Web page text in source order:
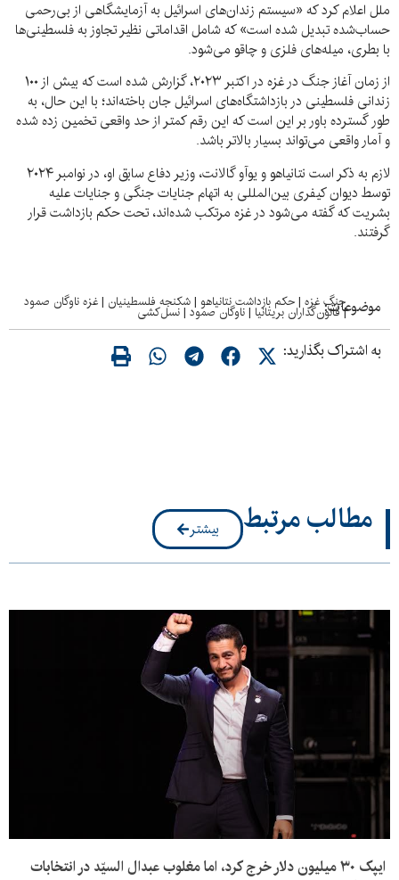
ملل اعلام کرد که «سیستم زندان‌های اسرائیل به آزمایشگاهی از بی‌رحمی
حساب‌شده تبدیل شده است» که شامل اقداماتی نظیر تجاوز به فلسطینی‌ها
با بطری، میله‌های فلزی و چاقو می‌شود.
از زمان آغاز جنگ در غزه در اکتبر ۲۰۲۳، گزارش شده است که بیش از ۱۰۰
زندانی فلسطینی در بازداشتگاه‌های اسرائیل جان باخته‌اند؛ با این حال، به
طور گسترده باور بر این است که این رقم کمتر از حد واقعی تخمین زده شده
و آمار واقعی می‌تواند بسیار بالاتر باشد.
لازم به ذکر است نتانیاهو و یوآو گالانت، وزیر دفاع سابق او، در نوامبر ۲۰۲۴
توسط دیوان کیفری بین‌المللی به اتهام جنایات جنگی و جنایات علیه
بشریت که گفته می‌شود در غزه مرتکب شده‌اند، تحت حکم بازداشت قرار
گرفتند.
موضوعات:جنگ غزه |حکم بازداشت نتانیاهو |شکنجه فلسطینیان |غزه ناوگان صمود
|قانون‌گذاران بریتانیا |ناوگان صمود |نسل‌کشی
به اشتراک بگذارید:
مطالب مرتبط بیشتر
ایپک ۳۰ میلیون دلار خرج کرد، اما مغلوب عبدال ‌السیّد در انتخابات